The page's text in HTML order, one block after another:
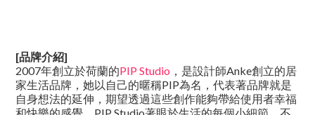
[品牌介紹]
2007年創立於荷蘭的PIP Studio ，是設計師Anke創立的居
家生活品牌，她以自己的暱稱PIP為名，代表著品牌就是
自身想法的延伸，期望透過這些創作能夠帶給使用者幸福